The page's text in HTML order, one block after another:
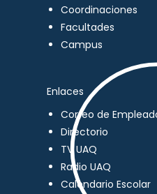
Coordinaciones
Facultades
Campus
Enlaces
Correo de
Directorio
TV UAQ
Radio UAQ
Calendario Escolar